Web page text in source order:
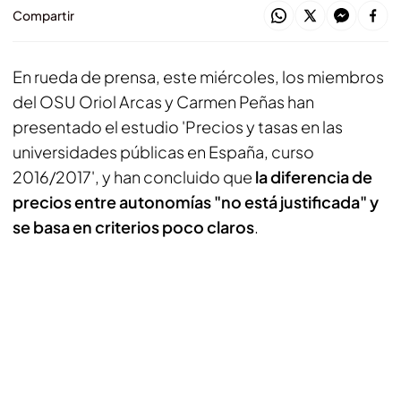
Compartir
En rueda de prensa, este miércoles, los miembros
del OSU Oriol Arcas y Carmen Peñas han
presentado el estudio 'Precios y tasas en las
universidades públicas en España, curso
2016/2017', y han concluido que la diferencia de
precios entre autonomías "no está justificada" y
se basa en criterios poco claros.